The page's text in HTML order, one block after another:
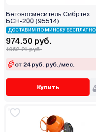
Бетоносмеситель Сибртех
БСН-200 (95514)
ДОСТАВИМ ПО МИНСКУ БЕСПЛАТНО
974.50 руб.
1062.21 руб.
от 24 руб. руб./мес.
Купить